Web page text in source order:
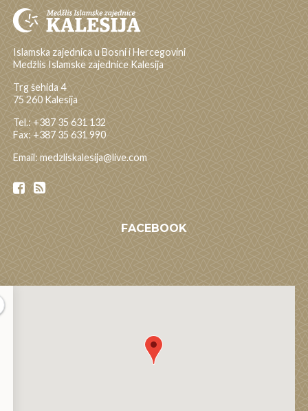
Islamska zajednica u Bosni i Hercegovini
Medžlis Islamske zajednice Kalesija
Trg šehida 4
75 260 Kalesija
Tel.: +387 35 631 132
Fax: +387 35 631 990
Email: medzliskalesija@live.com
FACEBOOK